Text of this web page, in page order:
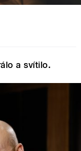
a svítilo.